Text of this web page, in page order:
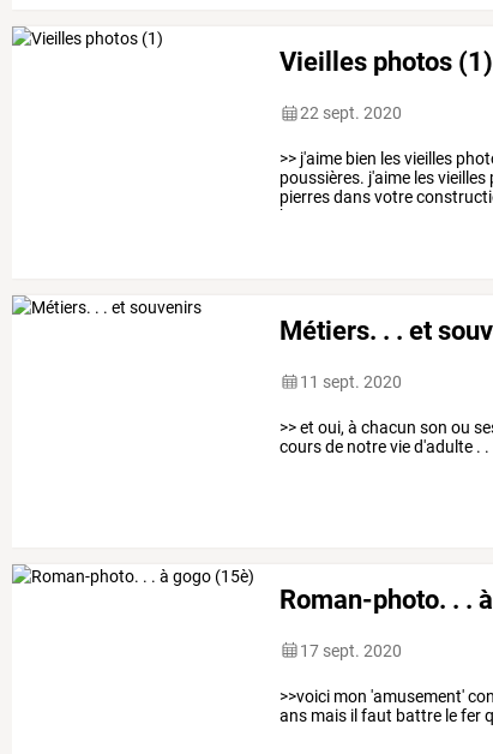
Vieilles photos (1)
22 sept. 2020
>> j'aime bien les vieilles
poussières. j'aime les
pierres dans votre
bonne cause.
Métiers. . . et
11 sept. 2020
>> et oui, à chacun son ou
cours de notre vie d'adulte .
Roman-photo. . .
17 sept. 2020
>>voici mon 'amusement'
ans mais il faut battre le fer